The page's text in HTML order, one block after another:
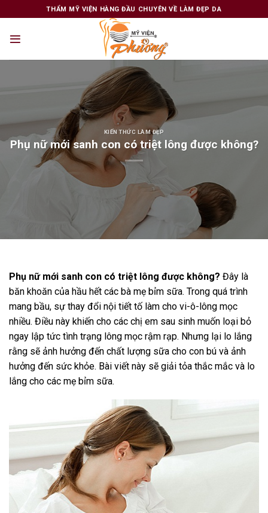
to
THẨM MỸ VIỆN HÀNG ĐẦU CHUYÊN VỀ LÀM ĐẸP DA
KIẾN THỨC LÀM ĐẸP
Phụ nữ mới sanh con có triệt lông được không?
Phụ nữ mới sanh con có triệt lông được không? Đây là
băn khoăn của hầu hết các bà mẹ bỉm sữa. Trong quá trình
mang bầu, sự thay đổi nội tiết tố làm cho vi-ô-lông mọc
nhiều. Điều này khiến cho các chị em sau sinh muốn loại bỏ
ngay lập tức tình trạng lông mọc rậm rạp. Nhưng lại lo lắng
rằng sẽ ảnh hưởng đến chất lượng sữa cho con bú và ảnh
hưởng đến sức khỏe. Bài viết này sẽ giải tỏa thắc mắc và lo
lắng cho các mẹ bỉm sữa.